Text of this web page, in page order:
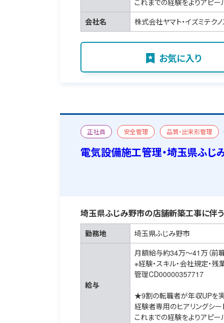
これまでの経験をよりアピー
会社名
株式会社ヤマト・イズミテクノ
お気に入り
正社員 安全管理 品質・出来形管理
宿舎あり
電気設備施工管理・埼玉県ふじ
埼玉県ふじみ野市の店舗新築工事に伴
勤務地 埼玉県ふじみ野市
給与
月額給与約34万～41万（前
※経験・スキル・会社規定・残
管理CD00000357717
★9割の転職者が年収UPを実
経験者専用のヒアリングシー
これまでの経験をよりアピー